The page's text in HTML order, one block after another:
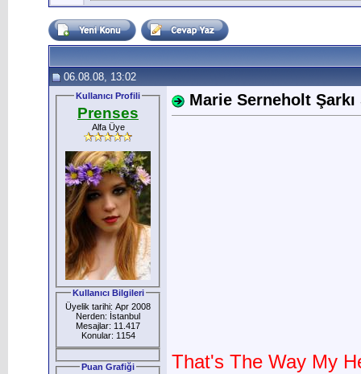
06.08.08, 13:02
Kullanıcı Profili
Prenses
Alfa Üye
Kullanıcı Bilgileri
Üyelik tarihi: Apr 2008
Nerden: İstanbul
Mesajlar: 11.417
Konular: 1154
Puan Grafiği
Marie Serneholt
That's The Way My